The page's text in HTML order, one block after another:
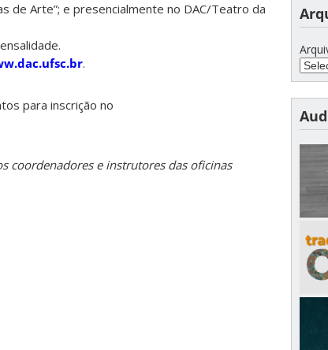
de Arte”; e presencialmente no DAC/Teatro da
.
para inscrição no
coordenadores e instrutores das oficinas